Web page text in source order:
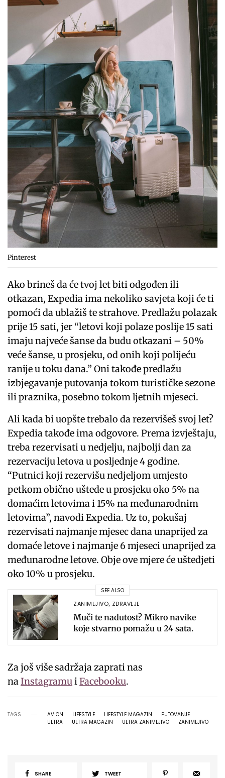
Pinterest
Ako brineš da će tvoj let biti odgođen ili
otkazan, Expedia ima nekoliko savjeta koji će ti
pomoći da ublažiš te strahove. Predlažu polazak
prije 15 sati, jer “letovi koji polaze poslije 15 sati
imaju najveće šanse da budu otkazani – 50%
veće šanse, u prosjeku, od onih koji polijeću
ranije u toku dana.” Oni takođe predlažu
izbjegavanje putovanja tokom turističke sezone
ili praznika, posebno tokom ljetnih mjeseci.
Ali kada bi uopšte trebalo da rezervišeš svoj let?
Expedia takođe ima odgovore. Prema izvještaju,
treba rezervisati u nedjelju, najbolji dan za
rezervaciju letova u posljednje 4 godine.
“Putnici koji rezervišu nedjeljom umjesto
petkom obično uštede u prosjeku oko 5% na
domaćim letovima i 15% na međunarodnim
letovima”, navodi Expedia. Uz to, pokušaj
rezervisati najmanje mjesec dana unaprijed za
domaće letove i najmanje 6 mjeseci unaprijed za
međunarodne letove. Obje ove mjere će uštedjeti
oko 10% u prosjeku.
SEE ALSO
ZANIMLJIVO, ZDRAVLJE
Muči te nadutost? Mikro navike
koje stvarno pomažu u 24 sata.
Za još više sadržaja zaprati nas
naInstagramuiFacebooku.
TAGS AVION LIFESTYLE LIFESTYLE MAGAZIN
PUTOVANJE
ULTRA
ULTRA MAGAZIN ULTRA ZANIMLJIVO ZANIMLJIVO
SHARE TWEET